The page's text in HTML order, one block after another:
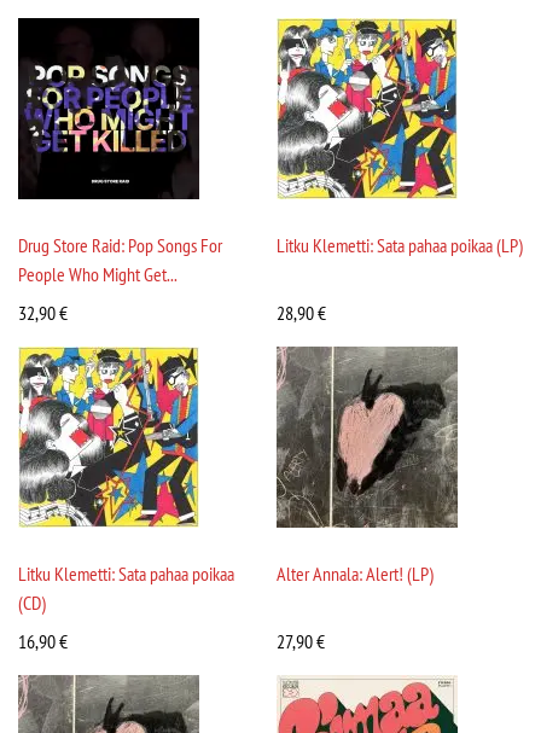
Drug Store Raid: Pop Songs For
People Who Might Get...
32,90€
Litku Klemetti: Sata pahaa poikaa (LP)
28,90€
Litku Klemetti: Sata pahaa poikaa
(CD)
16,90€
Alter Annala: Alert! (LP)
27,90€